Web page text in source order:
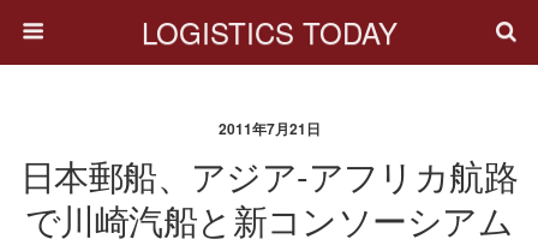
LOGISTICS TODAY
2011年7月21日
日本郵船、アジア-アフリカ航路
で川崎汽船と新コンソーシアム